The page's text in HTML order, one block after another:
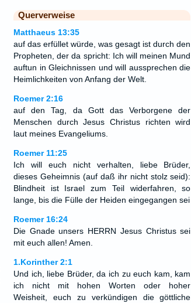
Querverweise
Matthaeus 13:35
auf das erfüllet würde, was gesagt ist durch den
Propheten, der da spricht: Ich will meinen Mund
auftun in Gleichnissen und will aussprechen die
Heimlichkeiten von Anfang der Welt.
Roemer 2:16
auf den Tag, da Gott das Verborgene der
Menschen durch Jesus Christus richten wird
laut meines Evangeliums.
Roemer 11:25
Ich will euch nicht verhalten, liebe Brüder,
dieses Geheimnis (auf daß ihr nicht stolz seid):
Blindheit ist Israel zum Teil widerfahren, so
lange, bis die Fülle der Heiden eingegangen sei
Roemer 16:24
Die Gnade unsers HERRN Jesus Christus sei
mit euch allen! Amen.
1.Korinther 2:1
Und ich, liebe Brüder, da ich zu euch kam, kam
ich nicht mit hohen Worten oder hoher
Weisheit, euch zu verkündigen die göttliche